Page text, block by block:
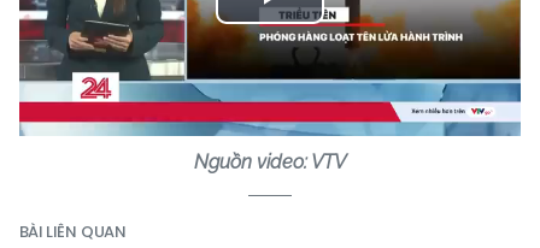
Play
Video
Nguồn video: VTV
BÀI LIÊN QUAN